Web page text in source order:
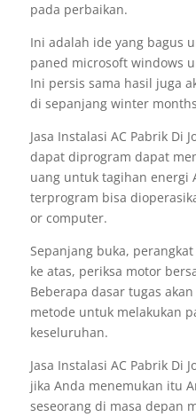
pada perbaikan.
Ini adalah ide yang bagus
paned microsoft windows
Ini persis sama hasil juga
di sepanjang winter
Jasa Instalasi AC Pabrik Di
dapat diprogram dapat
uang untuk tagihan energi
terprogram bisa
or computer.
Sepanjang buka,
ke atas, periksa motor
Beberapa dasar tugas
metode untuk melakukan
keseluruhan.
Jasa Instalasi AC Pabrik Di
jika Anda menemukan itu
seseorang di masa depan